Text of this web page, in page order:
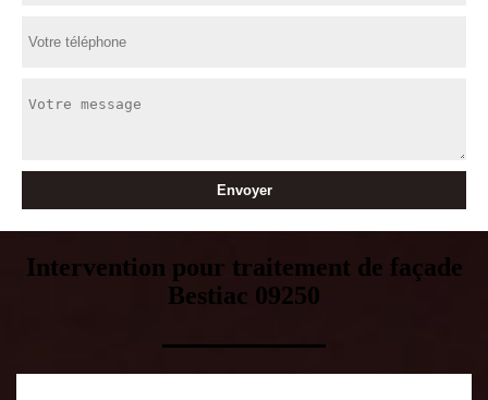
Intervention pour traitement de façade
Bestiac 09250